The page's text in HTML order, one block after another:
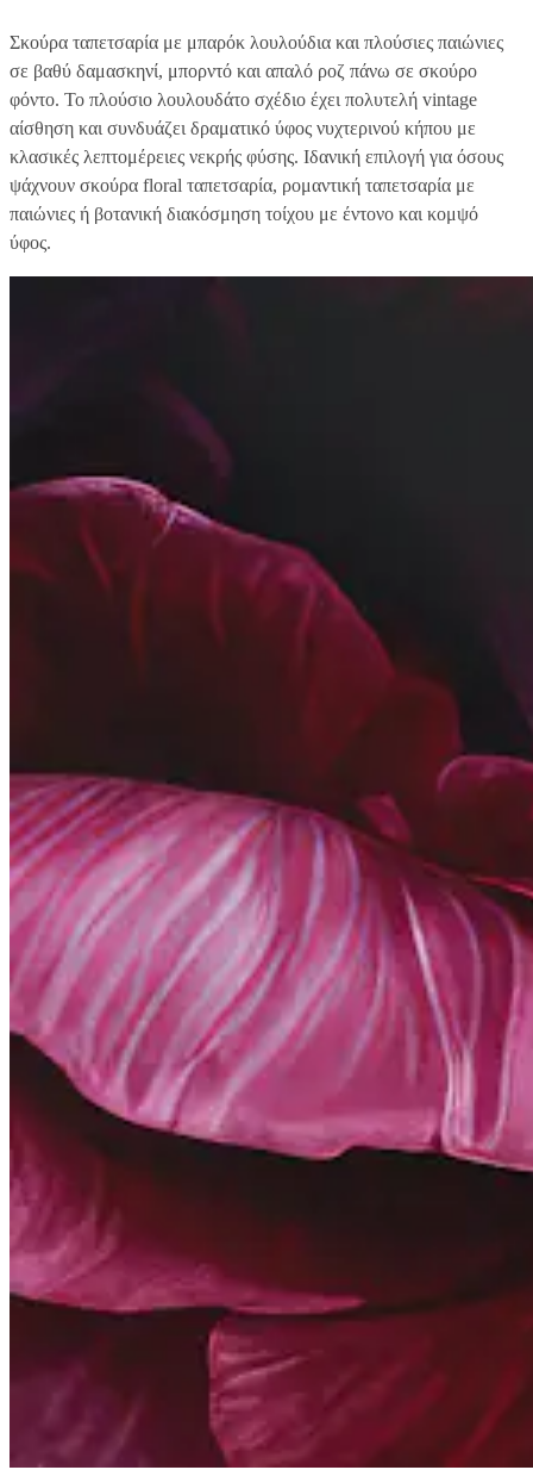
Σκούρα ταπετσαρία με μπαρόκ λουλούδια και πλούσιες παιώνιες
σε βαθύ δαμασκηνί, μπορντό και απαλό ροζ πάνω σε σκούρο
φόντο. Το πλούσιο λουλουδάτο σχέδιο έχει πολυτελή vintage
αίσθηση και συνδυάζει δραματικό ύφος νυχτερινού κήπου με
κλασικές λεπτομέρειες νεκρής φύσης. Ιδανική επιλογή για όσους
ψάχνουν σκούρα floral ταπετσαρία, ρομαντική ταπετσαρία με
παιώνιες ή βοτανική διακόσμηση τοίχου με έντονο και κομψό
ύφος.